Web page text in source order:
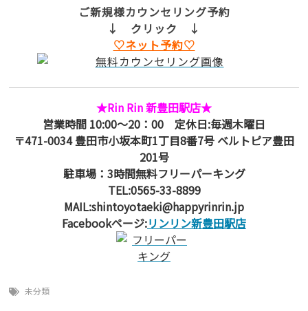
ご新規様カウンセリング予約
↓ クリック ↓
♡ネット予約♡
★Rin Rin 新豊田駅店★
営業時間 10:00～20：00 定休日:毎週木曜日
〒471-0034 豊田市小坂本町1丁目8番7号 ベルトピア豊田
201号
駐車場：3時間無料フリーパーキング
TEL:0565-33-8899
MAIL:shintoyotaeki@happyrinrin.jp
Facebookページ:リンリン新豊田駅店
未分類